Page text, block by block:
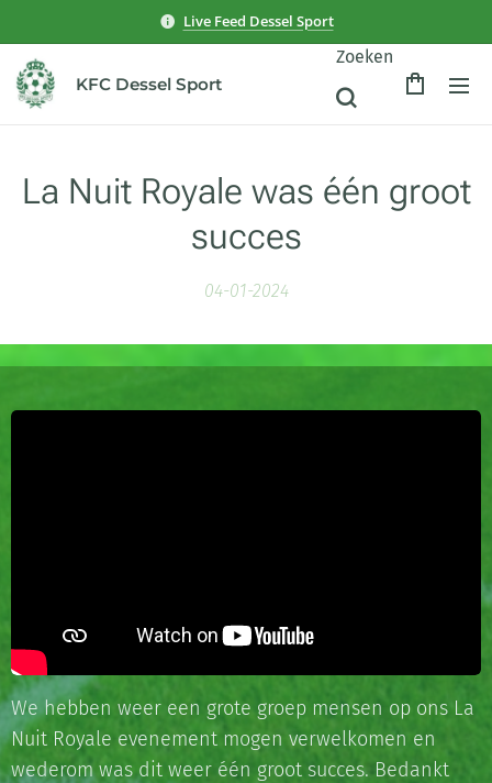
Live Feed Dessel Sport
KFC Dessel Sport
Zoeken
La Nuit Royale was één groot
succes
04-01-2024
We hebben weer een grote groep mensen op ons La
Nuit Royale evenement mogen verwelkomen en
wederom was dit weer één groot succes. Bedankt